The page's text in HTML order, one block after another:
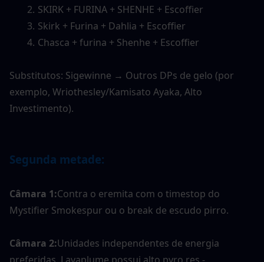
SKIRK + FURINA + SHENHE + Escoffier
Skirk + Furina + Dahlia + Escoffier
Chasca + furina + Shenhe + Escoffier
Substitutos: Sigewinne → Outros DPs de gelo (por
exemplo, Wriothesley/Kamisato Ayaka, Alto
Investimento).
Segunda metade:
Câmara 1:Contra o eremita com o timestop do
Mystifier Smokespur ou o break de escudo pirro.
Câmara 2:Unidades independentes de energia